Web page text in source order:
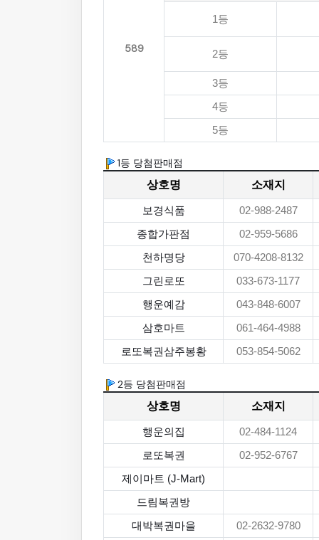
589
1등
2등
3등
4등
5등
1등 당첨판매점
상호명 소재지
보경식품 02-988-2487
종합가판점 02-959-5686
천하명당 070-4208-8132
그린로또 033-673-1177
행운예감 043-848-6007
삼호마트 061-464-4988
로또복권삼주봉황 053-854-5062
2등 당첨판매점
상호명 소재지
행운의집 02-484-1124
로또복권 02-952-6767
제이마트 (J-Mart)
드림복권방
대박복권마을 02-2632-9780